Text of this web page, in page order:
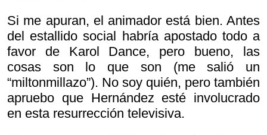
Si me apuran, el animador está bien. Antes
del estallido social habría apostado todo a
favor de Karol Dance, pero bueno, las
cosas son lo que son (me salió un
“miltonmillazo”). No soy quién, pero también
apruebo que Hernández esté involucrado
en esta resurrección televisiva.